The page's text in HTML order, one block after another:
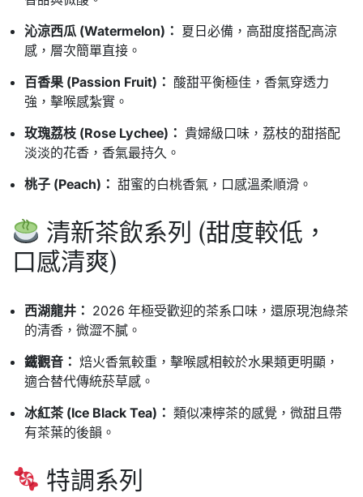
沁涼西瓜 (Watermelon)： 夏日必備，高甜度搭配高涼
感，層次簡單直接。
百香果 (Passion Fruit)： 酸甜平衡極佳，香氣穿透力
強，擊喉感紮實。
玫瑰荔枝 (Rose Lychee)： 貴婦級口味，荔枝的甜搭配
淡淡的花香，香氣最持久。
桃子 (Peach)： 甜蜜的白桃香氣，口感溫柔順滑。
清新茶飲系列 (甜度較低，
口感清爽)
西湖龍井： 2026 年極受歡迎的茶系口味，還原現泡綠茶
的清香，微澀不膩。
鐵觀音： 焙火香氣較重，擊喉感相較於水果類更明顯，
適合替代傳統菸草感。
冰紅茶 (Ice Black Tea)： 類似凍檸茶的感覺，微甜且帶
有茶葉的後韻。
特調系列